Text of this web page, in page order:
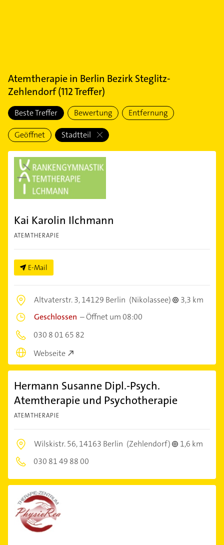
Atemtherapiein Berlin Bezirk Steglitz-
Zehlendorf(112Treffer)
Beste Treffer Bewertung Entfernung
Geöffnet Stadtteil
Kai Karolin Ilchmann
ATEMTHERAPIE
E-Mail
Altvaterstr. 3,14129 Berlin (Nikolassee)
3,3 km
Geschlossen –Öffnet um 08:00
030 8 01 65 82
Webseite
Hermann Susanne Dipl.-Psych.
Atemtherapie und Psychotherapie
ATEMTHERAPIE
Wilskistr. 56,14163 Berlin (Zehlendorf)
1,6 km
030 81 49 88 00